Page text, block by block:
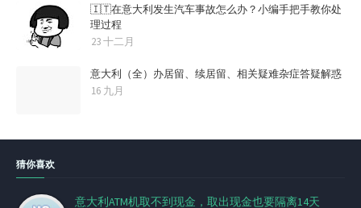
🇮🇹在意大利发生汽车事故怎么办？小编手把手教你处
理过程
23 十二月
意大利（全）办居留、续居留、相关疑难杂症答疑解惑
16 九月
猜你喜欢
意大利ATM机取不到现金，取出现金也要隔离14天